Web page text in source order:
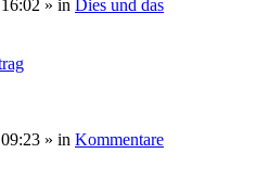
» in Dies und das
» in Kommentare